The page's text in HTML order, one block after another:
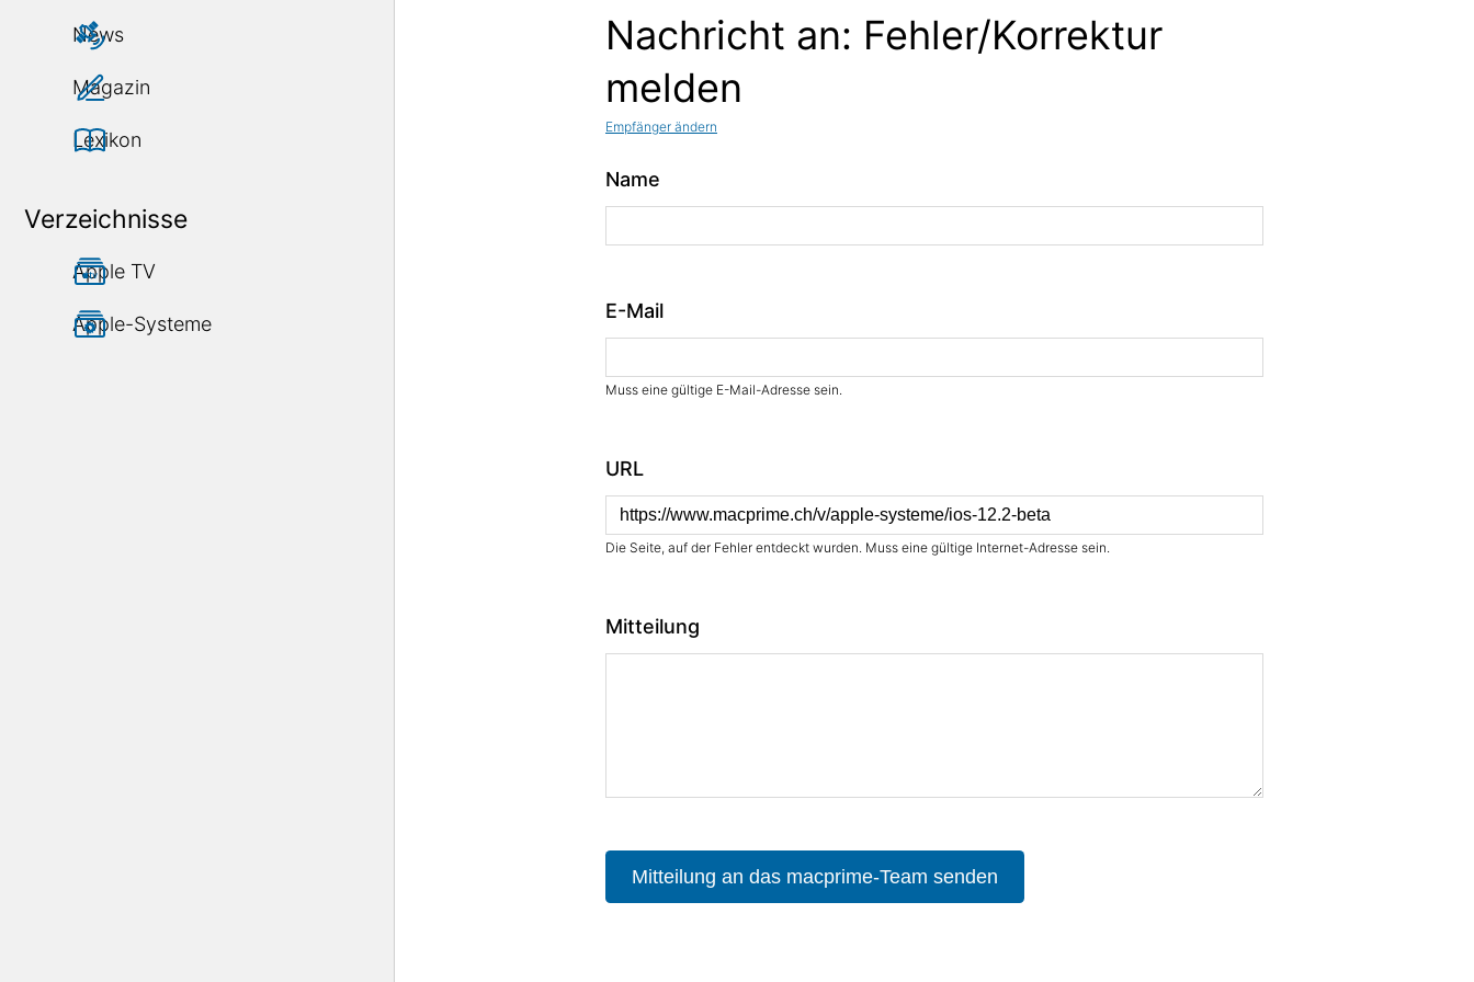
News
Magazin
Lexikon
Verzeichnisse
Apple TV
Apple-Systeme
Nachricht an: Fehler/Korrektur
melden
Empfänger ändern
Name
E-Mail
Muss eine gültige E-Mail-Adresse sein.
URL
Die Seite, auf der Fehler entdeckt wurden. Muss eine gültige Internet-Adresse sein.
Mitteilung
Mitteilung an das macprime-Team senden